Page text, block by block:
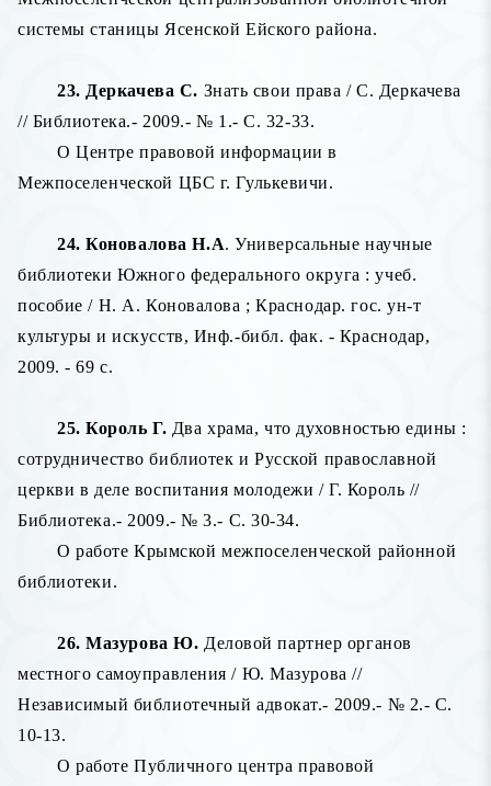
системы станицы Ясенской Ейского района.
23. Деркачева С. Знать свои права / С. Деркачева
// Библиотека.- 2009.- № 1.- С. 32-33.
О Центре правовой информации в
Межпоселенческой ЦБС г. Гулькевичи.
24. Коновалова Н.А. Универсальные научные
библиотеки Южного федерального округа : учеб.
пособие / Н. А. Коновалова ; Краснодар. гос. ун-т
культуры и искусств, Инф.-библ. фак. - Краснодар,
2009. - 69 с.
25. Король Г. Два храма, что духовностью едины :
сотрудничество библиотек и Русской православной
церкви в деле воспитания молодежи / Г. Король //
Библиотека.- 2009.- № 3.- С. 30-34.
О работе Крымской межпоселенческой районной
библиотеки.
26. Мазурова Ю. Деловой партнер органов
местного самоуправления / Ю. Мазурова //
Независимый библиотечный адвокат.- 2009.- № 2.- С.
10-13.
О работе Публичного центра правовой